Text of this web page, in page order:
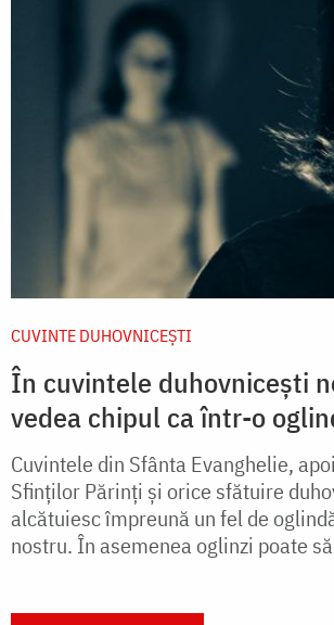
CUVINTE DUHOVNICEȘTI
În cuvintele duhovnicești
vedea chipul ca într-o
Cuvintele din Sfânta Evanghelie,
Sfinţilor Părinţi şi orice sfătuire
alcătuiesc împreună un fel de
nostru. În asemenea oglinzi poate